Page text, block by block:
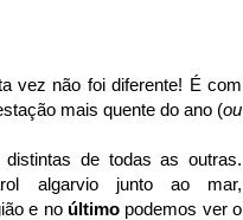
vez não foi diferente! É com
mais quente do ano (ou
de todas as outras.
algarvio junto ao mar,
e no último podemos ver o